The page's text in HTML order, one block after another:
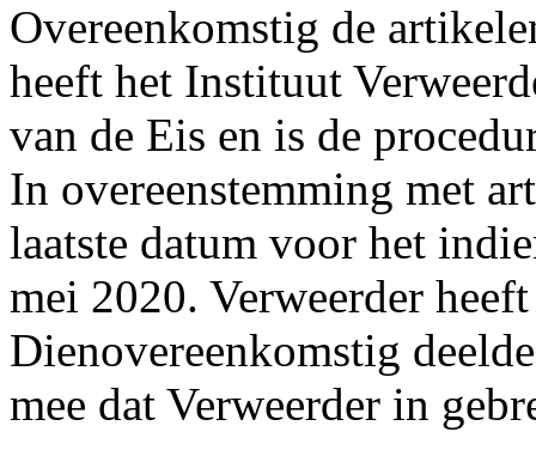
Overeenkomstig de
heeft het Instituut
van de Eis en is de
In overeenstemming met
laatste datum voor het
mei 2020. Verweerder
Dienovereenkomstig
mee dat Verweerder in